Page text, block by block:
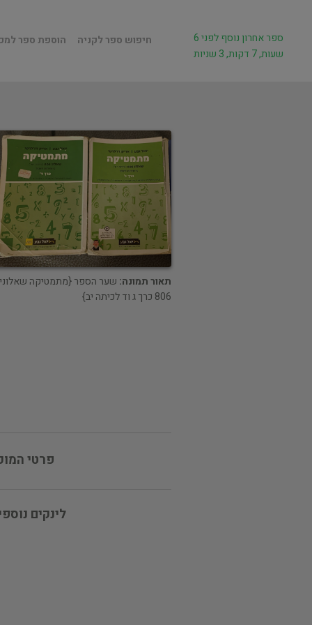
חיפוש ספר לקניה הוספת ספר
ספר אחרון נוסף לפני 6
שעות, 7 דקות, 3 שניות
תאור תמונה: שער הספר {מתמטיקה
806 כרך ג וד לכיתה יב}
פרטי
לינקים